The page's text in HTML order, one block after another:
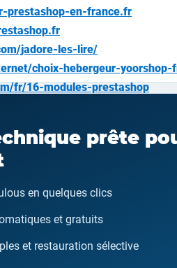
prestashop-en-france.fr
jadore-les-lire/
choix-hebergeur-yoorshop-
fr/16-modules-prestashop
www.neximweb.com
hosting.com
www.weboxia.com
prête
en quelques clics
et gratuits
et restauration sélective